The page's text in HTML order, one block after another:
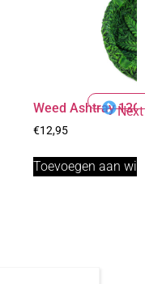
Weed Ashtray
€12,95
Toevoegen aan
Next